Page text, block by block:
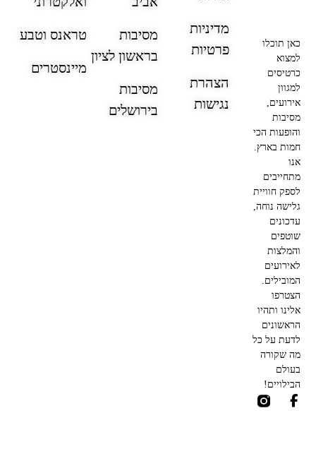
כאן תוכלו
למצוא
כרטיסים
למגוון
אירועים,
מסיבות
והופעות הכי
חמות בארץ.
מתחייבים
לספק חוויית
גלישה נוחה,
עדכונים
שוטפים
והמלצות
לאירועים
המובילים.
הצטרפו
אלינו ותהיו
הראשונים
לדעת על כל
מה שקורה
בעולם
הבילויים!
טראנס וטבע
מיינסטרים
מסיבות
בראשון לציון
מסיבות
בירושלים
מדיניות
פרטיות
הצהרת
נגישות